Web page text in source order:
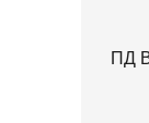
ПД